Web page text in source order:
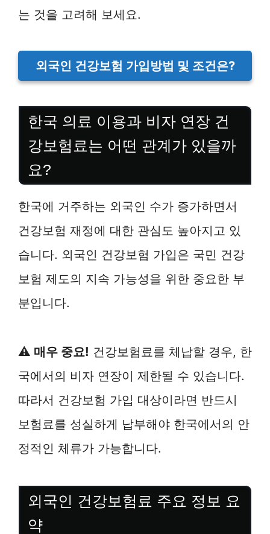
는 것을 고려해 보세요.
외국인 건강보험 가입방법 및 조건은?
한국 의료 이용과 비자 연장 건
강보험료는 어떤 관계가 있을까
요?
한국에 거주하는 외국인 수가 증가하면서
건강보험 재정에 대한 관심도 높아지고 있
습니다. 외국인 건강보험 가입은 국민 건강
보험 제도의 지속 가능성을 위한 중요한 부
분입니다.
⚠️ 매우 중요! 건강보험료를 체납할 경우, 한
국에서의 비자 연장이 제한될 수 있습니다.
따라서 건강보험 가입 대상이라면 반드시
보험료를 성실하게 납부해야 한국에서의 안
정적인 체류가 가능합니다.
외국인 건강보험료 주요 정보 요
약